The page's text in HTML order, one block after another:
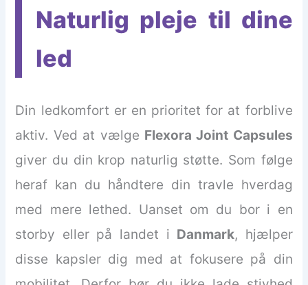
Naturlig pleje til dine
led
Din ledkomfort er en prioritet for at forblive
aktiv. Ved at vælge Flexora Joint Capsules
giver du din krop naturlig støtte. Som følge
heraf kan du håndtere din travle hverdag
med mere lethed. Uanset om du bor i en
storby eller på landet i Danmark, hjælper
disse kapsler dig med at fokusere på din